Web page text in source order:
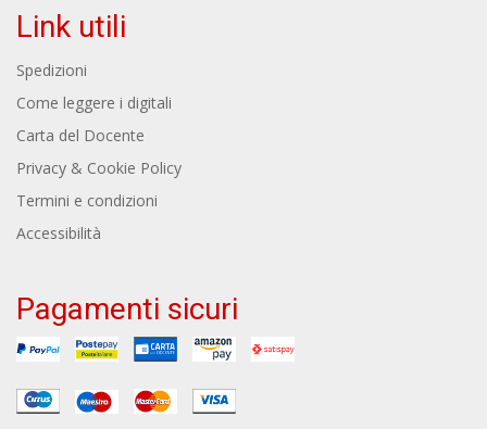
Link utili
Spedizioni
Come leggere i digitali
Carta del Docente
Privacy & Cookie Policy
Termini e condizioni
Accessibilità
Pagamenti sicuri